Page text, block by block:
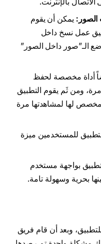
الصور: يمكن أن يقوم
عمل نسخ داخل
الـ”صور داخل الصور”
أداة مخصصة لحفظ
في كل مرة، ومن ثَم يقوم التطبيق
مخصص لها لمشاهدتها مرة
للمستخدمين ميزة
بواجهة مستخدم
بحرية وسهولة تامة.
وبعد أن قام فريق